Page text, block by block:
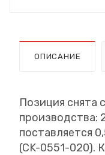
ОПИСАНИЕ
Позиция снята
производства:
поставляется
(CK-0551-020).